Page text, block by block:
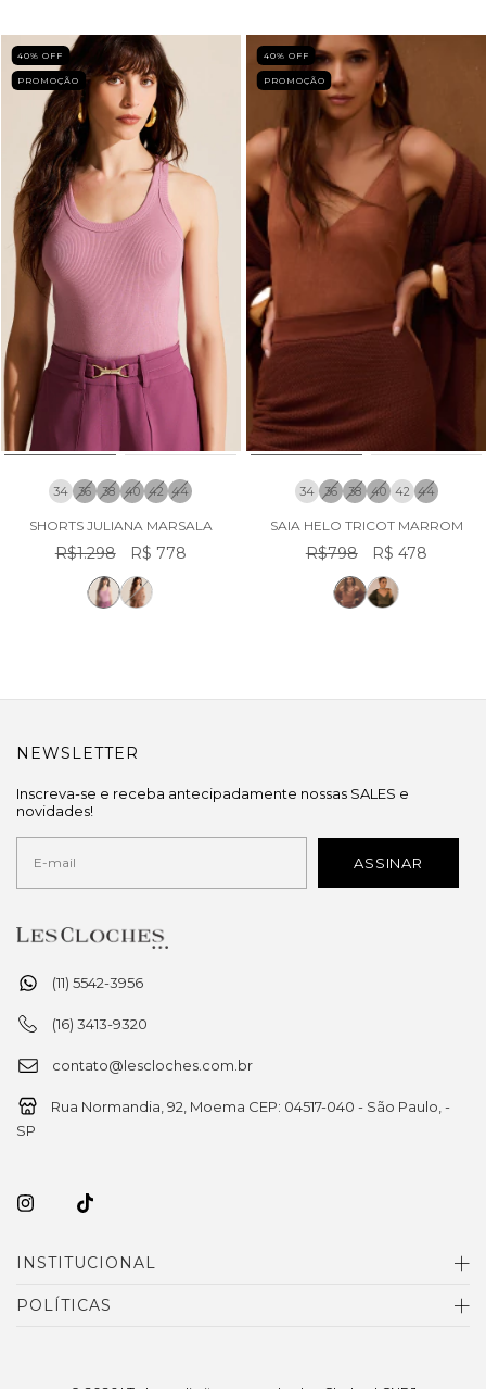
40% OFF
PROMOÇÃO
34 36 38 40 42 44
SHORTS JULIANA MARSALA
R$1.298 R$ 778
40% OFF
PROMOÇÃO
34 36 38 40 42 44
SAIA HELO TRICOT MARROM
R$798 R$ 478
(11) 5542-3956
(16) 3413-9320
contato@lescloches.com.br
Rua Normandia, 92, Moema CEP: 04517-040 - São Paulo, -
SP
INSTITUCIONAL
POLÍTICAS
NEWSLETTER
Inscreva-se e receba antecipadamente nossas SALES e
novidades!